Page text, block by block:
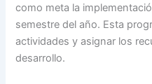
como meta la
semestre del año. Esta
actividades y asignar los
desarrollo.